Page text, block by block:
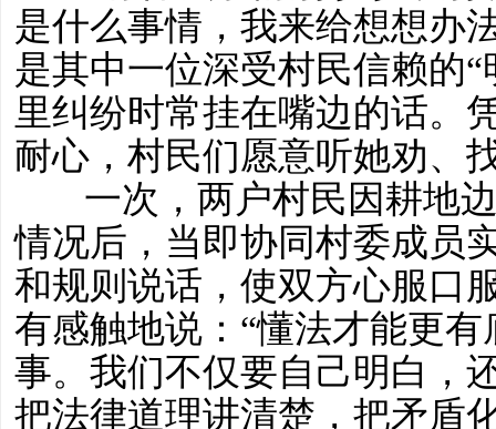
是什么事情，我来给想想办
是其中一位深受村民信赖的
里纠纷时常挂在嘴边的话。
耐心，村民们愿意听她劝、
一次，两户村民因耕地
情况后，当即协同村委成员
和规则说话，使双方心服口
有感触地说：“懂法才能更
事。我们不仅要自己明白，
把法律道理讲清楚，把矛盾